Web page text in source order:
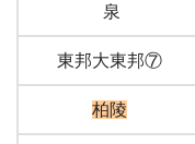
泉
東邦大東邦⑦
柏陵